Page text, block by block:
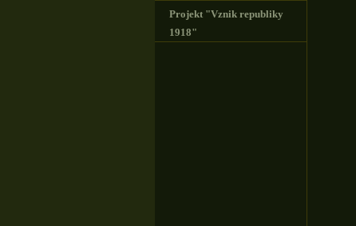
Projekt "Vznik republiky
1918"